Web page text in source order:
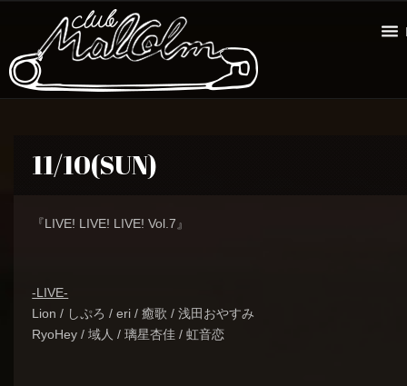
11/10(SUN)
『LIVE! LIVE! LIVE! Vol.7』
-LIVE-
Lion / しぷろ / eri / 癒歌 / 浅田おやすみ
RyoHey / 域人 / 璃星杏佳 / 虹音恋